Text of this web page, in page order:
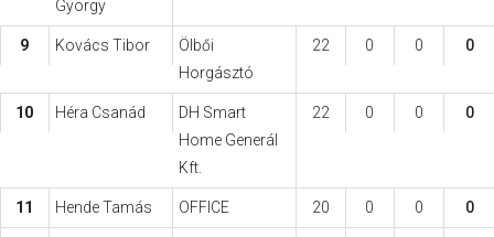
György
9 Kovács Tibor
Ölbői
Horgásztó
22 0 0 0
10 Héra Csanád
DH Smart
Home Generál
Kft.
22 0 0 0
11 Hende Tamás OFFICE 20 0 0 0